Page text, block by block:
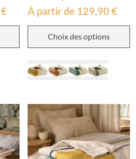
€
Ce
a
variations.
être
choisies
sur
la
page
À partir de 129,90€
Choix des options
a
la